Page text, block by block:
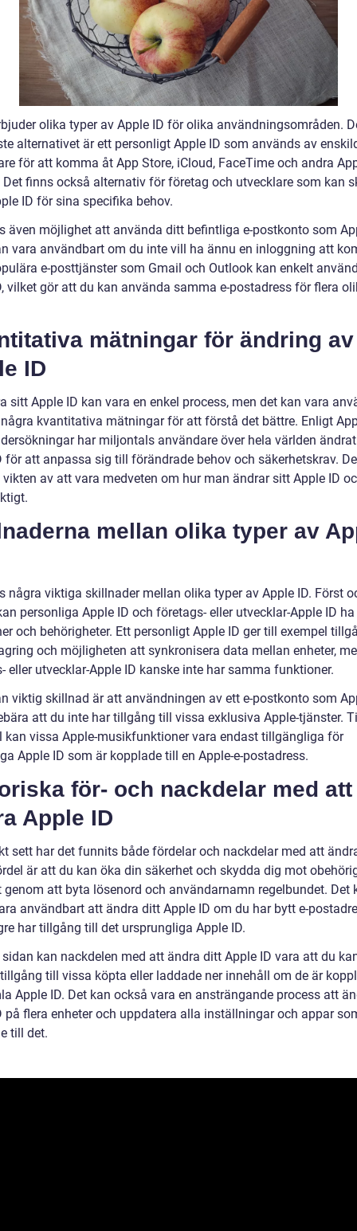
olika typer av Apple ID för olika användningsområden.
alternativet är ett personligt Apple ID som används av
för att komma åt App Store, iCloud, FaceTime och andra
Det finns också alternativ för företag och utvecklare som kan
ID för sina specifika behov.
även möjlighet att använda ditt befintliga e-postkonto som
vara användbart om du inte vill ha ännu en inloggning att
e-posttjänster som Gmail och Outlook kan enkelt
vilket gör att du kan använda samma e-postadress för flera
mätningar för ändring av
ID
sitt Apple ID kan vara en enkel process, men det kan vara
kvantitativa mätningar för att förstå det bättre. Enligt
har miljontals användare över hela världen
för att anpassa sig till förändrade behov och säkerhetskrav.
av att vara medveten om hur man ändrar sitt Apple ID
mellan olika typer av
några viktiga skillnader mellan olika typer av Apple ID. Först
personliga Apple ID och företags- eller utvecklar-Apple ID
och behörigheter. Ett personligt Apple ID ger till exempel
och möjligheten att synkronisera data mellan enheter,
eller utvecklar-Apple ID kanske inte har samma funktioner.
viktig skillnad är att användningen av ett e-postkonto som
att du inte har tillgång till vissa exklusiva Apple-tjänster.
kan vissa Apple-musikfunktioner vara endast tillgängliga för
Apple ID som är kopplade till en Apple-e-postadress.
för- och nackdelar med att
Apple ID
sett har det funnits både fördelar och nackdelar med att
är att du kan öka din säkerhet och skydda dig mot
att byta lösenord och användarnamn regelbundet. Det
användbart att ändra ditt Apple ID om du har bytt e-
har tillgång till det ursprungliga Apple ID.
kan nackdelen med att ändra ditt Apple ID vara att du
till vissa köpta eller laddade ner innehåll om de är
Apple ID. Det kan också vara en ansträngande process att
på flera enheter och uppdatera alla inställningar och appar
till det.